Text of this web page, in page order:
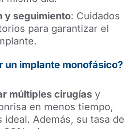
y seguimiento: Cuidados
para garantizar el
un implante monofásico?
múltiples cirugías y
en menos tiempo,
ideal. Además, su tasa de